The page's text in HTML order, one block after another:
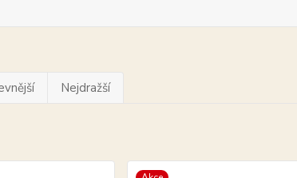
Nejdražší